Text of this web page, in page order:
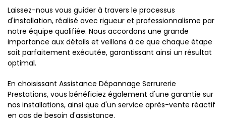
Laissez-nous vous guider à travers le processus
d'installation, réalisé avec rigueur et professionnalisme par
notre équipe qualifiée. Nous accordons une grande
importance aux détails et veillons à ce que chaque étape
soit parfaitement exécutée, garantissant ainsi un résultat
optimal.
En choisissant Assistance Dépannage Serrurerie
Prestations, vous bénéficiez également d'une garantie sur
nos installations, ainsi que d'un service après-vente réactif
en cas de besoin d'assistance.